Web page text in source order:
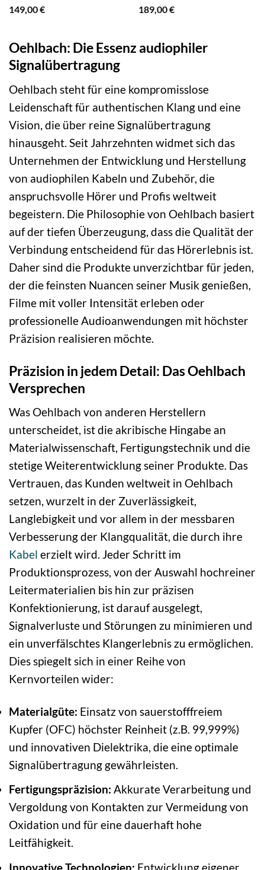
149,00€
189,00€
Oehlbach: Die Essenz audiophiler
Signalübertragung
Oehlbach steht für eine kompromisslose
Leidenschaft für authentischen Klang und eine
Vision, die über reine Signalübertragung
hinausgeht. Seit Jahrzehnten widmet sich das
Unternehmen der Entwicklung und Herstellung
von audiophilen Kabeln und Zubehör, die
anspruchsvolle Hörer und Profis weltweit
begeistern. Die Philosophie von Oehlbach basiert
auf der tiefen Überzeugung, dass die Qualität der
Verbindung entscheidend für das Hörerlebnis ist.
Daher sind die Produkte unverzichtbar für jeden,
der die feinsten Nuancen seiner Musik genießen,
Filme mit voller Intensität erleben oder
professionelle Audioanwendungen mit höchster
Präzision realisieren möchte.
Präzision in jedem Detail: Das Oehlbach
Versprechen
Was Oehlbach von anderen Herstellern
unterscheidet, ist die akribische Hingabe an
Materialwissenschaft, Fertigungstechnik und die
stetige Weiterentwicklung seiner Produkte. Das
Vertrauen, das Kunden weltweit in Oehlbach
setzen, wurzelt in der Zuverlässigkeit,
Langlebigkeit und vor allem in der messbaren
Verbesserung der Klangqualität, die durch ihre
Kabel erzielt wird. Jeder Schritt im
Produktionsprozess, von der Auswahl hochreiner
Leitermaterialien bis hin zur präzisen
Konfektionierung, ist darauf ausgelegt,
Signalverluste und Störungen zu minimieren und
ein unverfälschtes Klangerlebnis zu ermöglichen.
Dies spiegelt sich in einer Reihe von
Kernvorteilen wider:
Materialgüte: Einsatz von sauerstofffreiem
Kupfer (OFC) höchster Reinheit (z.B. 99,999%)
und innovativen Dielektrika, die eine optimale
Signalübertragung gewährleisten.
Fertigungspräzision: Akkurate Verarbeitung und
Vergoldung von Kontakten zur Vermeidung von
Oxidation und für eine dauerhaft hohe
Leitfähigkeit.